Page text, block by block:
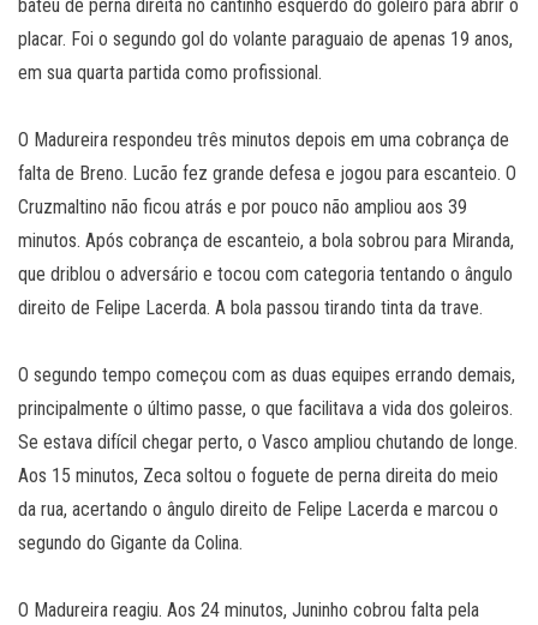
bateu de perna direita no cantinho esquerdo do goleiro para abrir o
placar. Foi o segundo gol do volante paraguaio de apenas 19 anos,
em sua quarta partida como profissional.
O Madureira respondeu três minutos depois em uma cobrança de
falta de Breno. Lucão fez grande defesa e jogou para escanteio. O
Cruzmaltino não ficou atrás e por pouco não ampliou aos 39
minutos. Após cobrança de escanteio, a bola sobrou para Miranda,
que driblou o adversário e tocou com categoria tentando o ângulo
direito de Felipe Lacerda. A bola passou tirando tinta da trave.
O segundo tempo começou com as duas equipes errando demais,
principalmente o último passe, o que facilitava a vida dos goleiros.
Se estava difícil chegar perto, o Vasco ampliou chutando de longe.
Aos 15 minutos, Zeca soltou o foguete de perna direita do meio
da rua, acertando o ângulo direito de Felipe Lacerda e marcou o
segundo do Gigante da Colina.
O Madureira reagiu. Aos 24 minutos, Juninho cobrou falta pela